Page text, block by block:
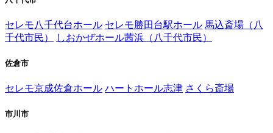
セレモ八千代台ホール セレモ勝田台駅ホール 馬込斎場（八
千代市民）
しおかぜホール茜浜（八千代市民）
佐倉市
セレモ京成佐倉ホール ハートホール志津 さくら斎場
市川市